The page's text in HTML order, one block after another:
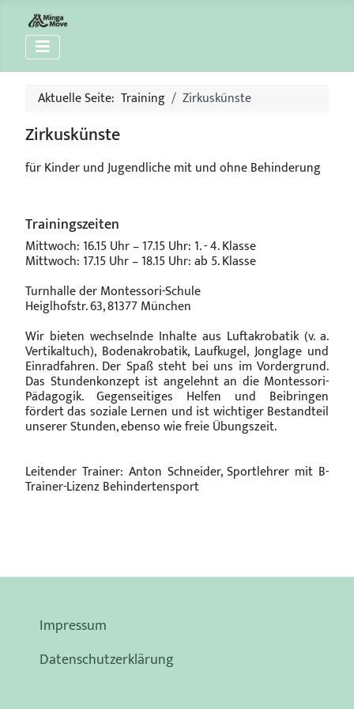
Aktuelle Seite: Training Zirkuskünste
Zirkuskünste
für Kinder und Jugendliche mit und ohne Behinderung
Trainingszeiten
Mittwoch: 16.15 Uhr – 17.15 Uhr: 1. - 4. Klasse
Mittwoch: 17.15 Uhr – 18.15 Uhr: ab 5. Klasse
Turnhalle der Montessori-Schule
Heiglhofstr. 63, 81377 München
Wir bieten wechselnde Inhalte aus Luftakrobatik (v. a.
Vertikaltuch), Bodenakrobatik, Laufkugel, Jonglage und
Einradfahren. Der Spaß steht bei uns im Vordergrund.
Das Stundenkonzept ist angelehnt an die Montessori-
Pädagogik. Gegenseitiges Helfen und Beibringen
fördert das soziale Lernen und ist wichtiger Bestandteil
unserer Stunden, ebenso wie freie Übungszeit.
Leitender Trainer: Anton Schneider, Sportlehrer mit B-
Trainer-Lizenz Behindertensport
Impressum
Datenschutzerklärung